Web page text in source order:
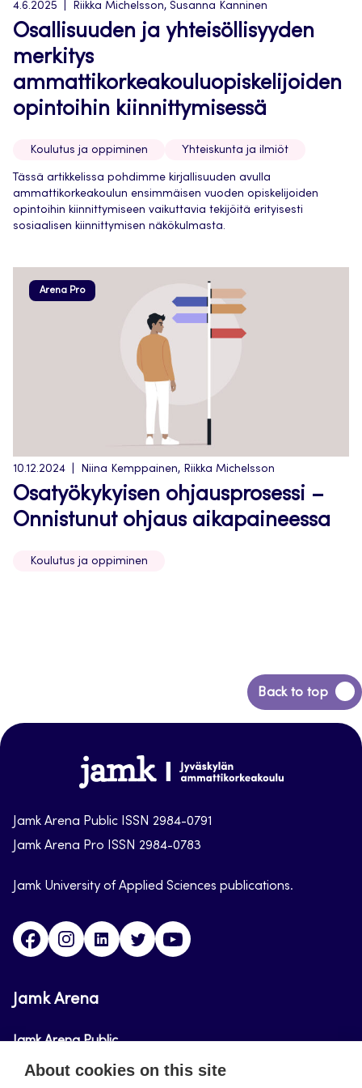
4.6.2025 Riikka Michelsson, Susanna Kanninen
Osallisuuden ja yhteisöllisyyden
merkitys
ammattikorkeakouluopiskelijoiden
opintoihin kiinnittymisessä
Koulutus ja oppiminen Yhteiskunta ja ilmiöt
Tässä artikkelissa pohdimme kirjallisuuden avulla
ammattikorkeakoulun ensimmäisen vuoden opiskelijoiden
opintoihin kiinnittymiseen vaikuttavia tekijöitä erityisesti
sosiaalisen kiinnittymisen näkökulmasta.
Arena Pro
10.12.2024 Niina Kemppainen, Riikka Michelsson
Osatyökykyisen ohjausprosessi –
Onnistunut ohjaus aikapaineessa
Koulutus ja oppiminen
Back to top
Back
to
Jamk-
arena
Jamk Arena Public ISSN 2984-0791
Jamk Arena Pro ISSN 2984-0783
Jamk University of Applied Sciences publications.
FacebookInstagramLinkedinTwitter
Jamk Arena
Jamk Arena Public
Jamk Arena Pro
About cookies on this site